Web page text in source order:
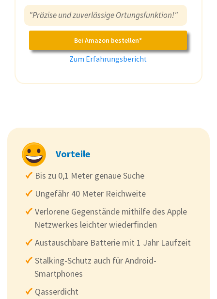
"Präzise und zuverlässige Ortungsfunktion!"
Bei Amazon bestellen*
Zum Erfahrungsbericht
Vorteile
Bis zu 0,1 Meter genaue Suche
Ungefähr 40 Meter Reichweite
Verlorene Gegenstände mithilfe des Apple
Netzwerkes leichter wiederfinden
Austauschbare Batterie mit 1 Jahr Laufzeit
Stalking-Schutz auch für Android-
Smartphones
Qasserdicht